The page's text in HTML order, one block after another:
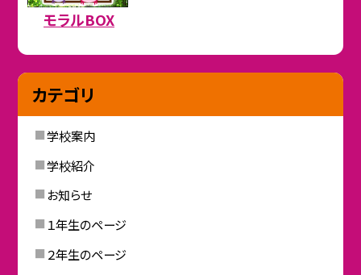
モラルBOX
カテゴリ
学校案内
学校紹介
お知らせ
１年生のページ
２年生のページ